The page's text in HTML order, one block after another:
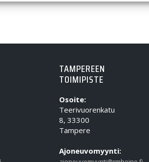
TAMPEREEN
TOIMIPISTE
Osoite:
Teerivuorenkatu
8, 33300
Tampere
Ajoneuvomyynti: